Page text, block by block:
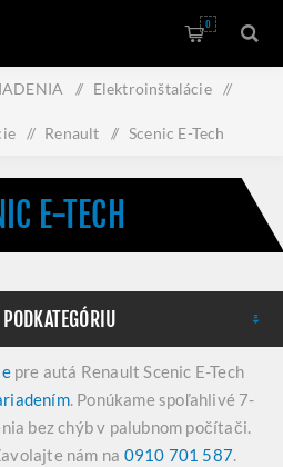
0
/ Elektroinštalácie /
/ Renault / Scenic E-Tech
E-TECH
pre autá Renault Scenic E-Tech
. Ponúkame spoľahlivé 7-
bez chýb v palubnom počítači.
nám na 0910 701 587.